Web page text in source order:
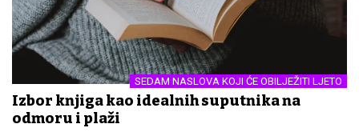
SEDAM NASLOVA KOJI ĆE OBILJEŽITI LJETO
Izbor knjiga kao idealnih suputnika na
odmoru i plaži